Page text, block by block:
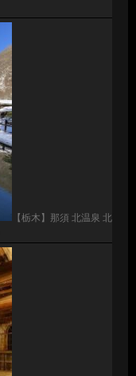
【栃木】那須 北温泉 北